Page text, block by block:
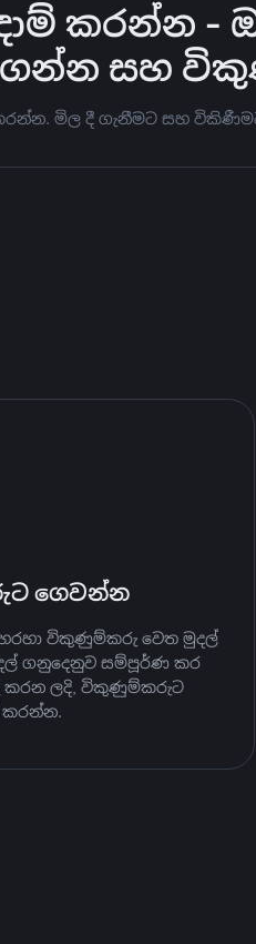
කරන්න -
ගන්න සහ
කරන්න. මිල දී ගැනීමට සහ
ගෙවන්න
විකුණුම්කරු වෙත මුදල්
ගනුදෙනුව සම්පූර්ණ කර
කරන ලදි, විකුණුම්කරුට
කරන්න.